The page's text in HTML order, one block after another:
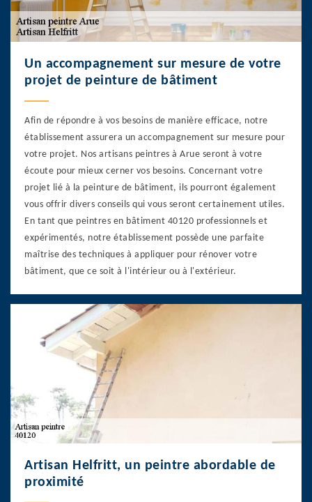
Un accompagnement sur mesure de votre
projet de peinture de bâtiment
Afin de répondre à vos besoins de manière efficace, notre
établissement assurera un accompagnement sur mesure pour
votre projet. Nos artisans peintres à Arue seront à votre
écoute pour mieux cerner vos besoins. Concernant votre
projet lié à la peinture de bâtiment, ils pourront également
vous offrir divers conseils qui vous seront certainement utiles.
En tant que peintres en bâtiment 40120 professionnels et
expérimentés, notre établissement possède une parfaite
maîtrise des techniques à appliquer pour rénover votre
bâtiment, que ce soit à l'intérieur ou à l'extérieur.
Artisan Helfritt, un peintre abordable de
proximité